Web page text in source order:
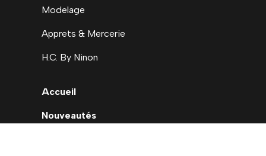
Modelage
Apprets & Mercerie
H.C. By Ninon
Accueil
Nouveautés